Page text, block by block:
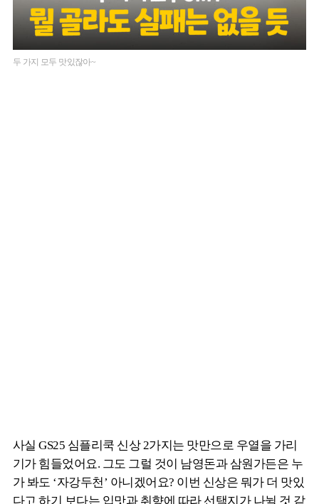
두 가지 모두 맛있잖아~
사실 GS25 심플리쿡 신상 2가지는 맛만으로 우열을 가리
기가 힘들었어요. 그도 그럴 것이 남영돈과 삼원가든은 누
가 봐도 ‘자강두천’ 아니겠어요? 이번 신상은 뭐가 더 맛있
다고 하기 보다는 입맛과 취향에 따라 선택지가 나뉠 것 같